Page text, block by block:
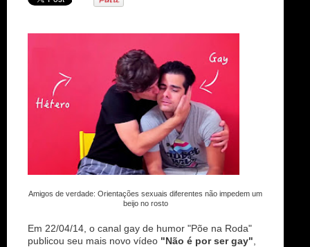
n
Amigos de verdade: Orientações sexuais diferentes não impedem um
beijo no rosto
Em 22/04/14, o canal gay de humor "Põe na Roda"
publicou seu mais novo vídeo "Não é por ser gay"